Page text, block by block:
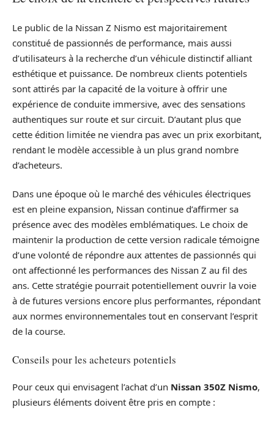
Le public de la Nissan Z Nismo est majoritairement
constitué de passionnés de performance, mais aussi
d’utilisateurs à la recherche d’un véhicule distinctif alliant
esthétique et puissance. De nombreux clients potentiels
sont attirés par la capacité de la voiture à offrir une
expérience de conduite immersive, avec des sensations
authentiques sur route et sur circuit. D’autant plus que
cette édition limitée ne viendra pas avec un prix exorbitant,
rendant le modèle accessible à un plus grand nombre
d’acheteurs.
Dans une époque où le marché des véhicules électriques
est en pleine expansion, Nissan continue d’affirmer sa
présence avec des modèles emblématiques. Le choix de
maintenir la production de cette version radicale témoigne
d’une volonté de répondre aux attentes de passionnés qui
ont affectionné les performances des Nissan Z au fil des
ans. Cette stratégie pourrait potentiellement ouvrir la voie
à de futures versions encore plus performantes, répondant
aux normes environnementales tout en conservant l’esprit
de la course.
Conseils pour les acheteurs potentiels
Pour ceux qui envisagent l’achat d’un Nissan 350Z Nismo,
plusieurs éléments doivent être pris en compte :